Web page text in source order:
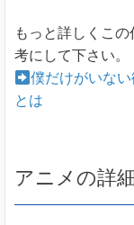
もっと詳しくこ
考にして下さい。
僕だけがいな
とは
アニメの詳